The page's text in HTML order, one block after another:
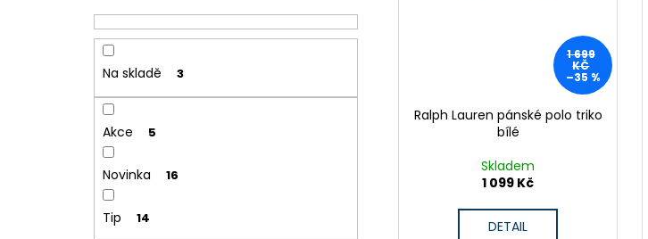
Na skladě 3
Akce 5
Novinka 16
Tip 14
1 699
KČ
–35 %
Ralph Lauren pánské polo triko
bílé
Skladem
1 099 Kč
DETAIL